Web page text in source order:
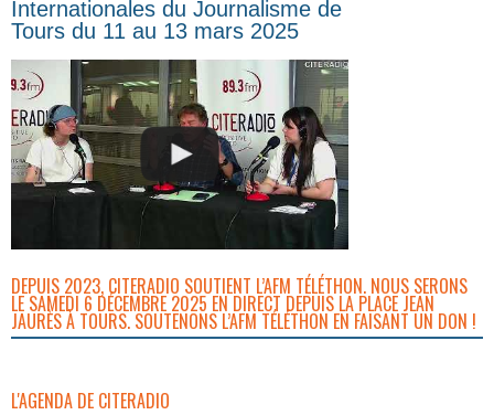
Internationales du Journalisme de
Tours du 11 au 13 mars 2025
DEPUIS 2023, CITERADIO SOUTIENT L’AFM TÉLÉTHON. NOUS SERONS
LE SAMEDI 6 DÉCEMBRE 2025 EN DIRECT DEPUIS LA PLACE JEAN
JAURÈS À TOURS. SOUTENONS L’AFM TÉLÉTHON EN FAISANT UN DON !
L'AGENDA DE CITERADIO